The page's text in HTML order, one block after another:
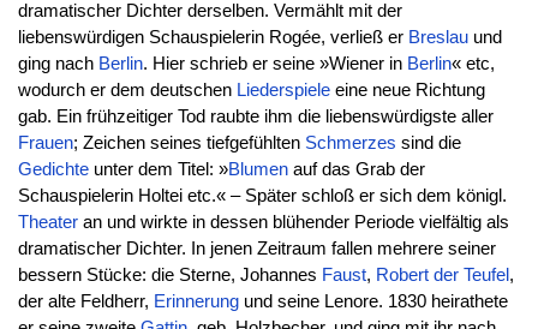
dramatischer Dichter derselben. Vermählt mit der
liebenswürdigen Schauspielerin Rogée, verließ er Breslauund
ging nach Berlin. Hier schrieb er seine »Wiener in Berlin« etc,
wodurch er dem deutschen Liederspieleeine neue Richtung
gab. Ein frühzeitiger Tod raubte ihm die liebenswürdigste aller
Frauen; Zeichen seines tiefgefühlten Schmerzes sind die
Gedichteunter dem Titel: »Blumenauf das Grab der
Schauspielerin Holtei etc.« – Später schloß er sich dem königl.
Theateran und wirkte in dessen blühender Periode vielfältig als
dramatischer Dichter. In jenen Zeitraum fallen mehrere seiner
bessern Stücke: die Sterne, Johannes Faust, Robert der Teufel ,
der alte Feldherr, Erinnerungund seine Lenore. 1830 heirathete